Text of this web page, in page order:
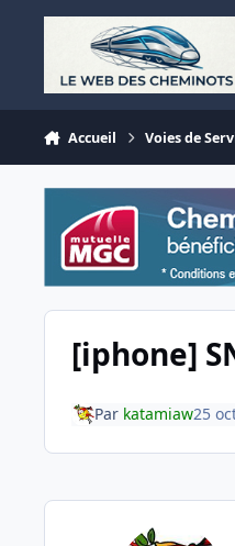
Aller au contenu
Accueil Voies de
[iphone]
Par katamiaw25